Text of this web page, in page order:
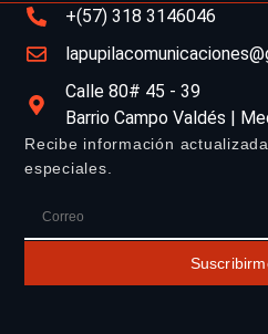
+(57) 318 3146046
Calle 80# 45 - 39
Barrio Campo Valdés |
Recibe información
especiales.